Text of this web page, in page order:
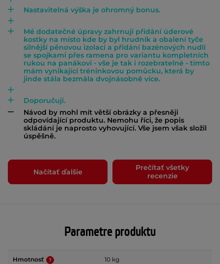
Nastavitelná výška je ohromný bonus.
Mé dodatečné úpravy zahrnují přidání úderové
kostky na místo kde by byl hrudník a obalení tyče
silnější pěnovou izolací a přidání bazénových nudlí
se spojkami přes ramena pro variantu kompletních
rukou na panákovi - vše je tak i rozebratelné - tímto
mám vynikající tréninkovou pomůcku, která by
jinde stála bezmála dvojnásobně více.
Doporučuji.
Návod by mohl mít větší obrázky a přesněji
odpovídající produktu. Nemohu říci, že popis
skládání je naprosto vyhovující. Vše jsem však složil
úspěšně.
Načítať ďalšie
Prečítať všetky
recenzie
Parametre produktu
Hmotnosť 10 kg